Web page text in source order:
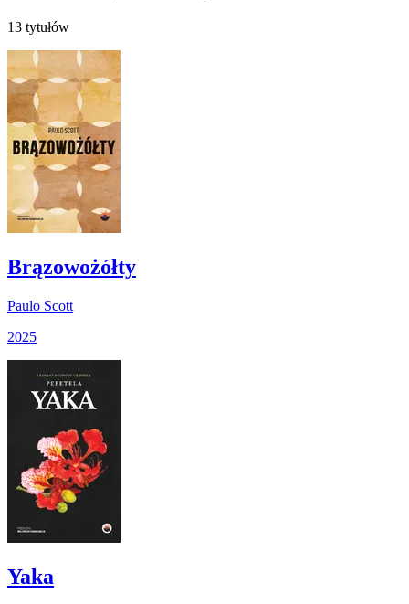
13 tytułów
Brązowożółty
Paulo Scott
2025
Yaka